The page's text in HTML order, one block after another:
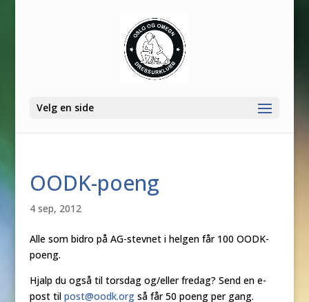
Velg en side
OODK-poeng
4 sep, 2012
Alle som bidro på AG-stevnet i helgen får 100 OODK-
poeng.
Hjalp du også til torsdag og/eller fredag? Send en e-
post til post@oodk.orgså får 50 poeng per gang.